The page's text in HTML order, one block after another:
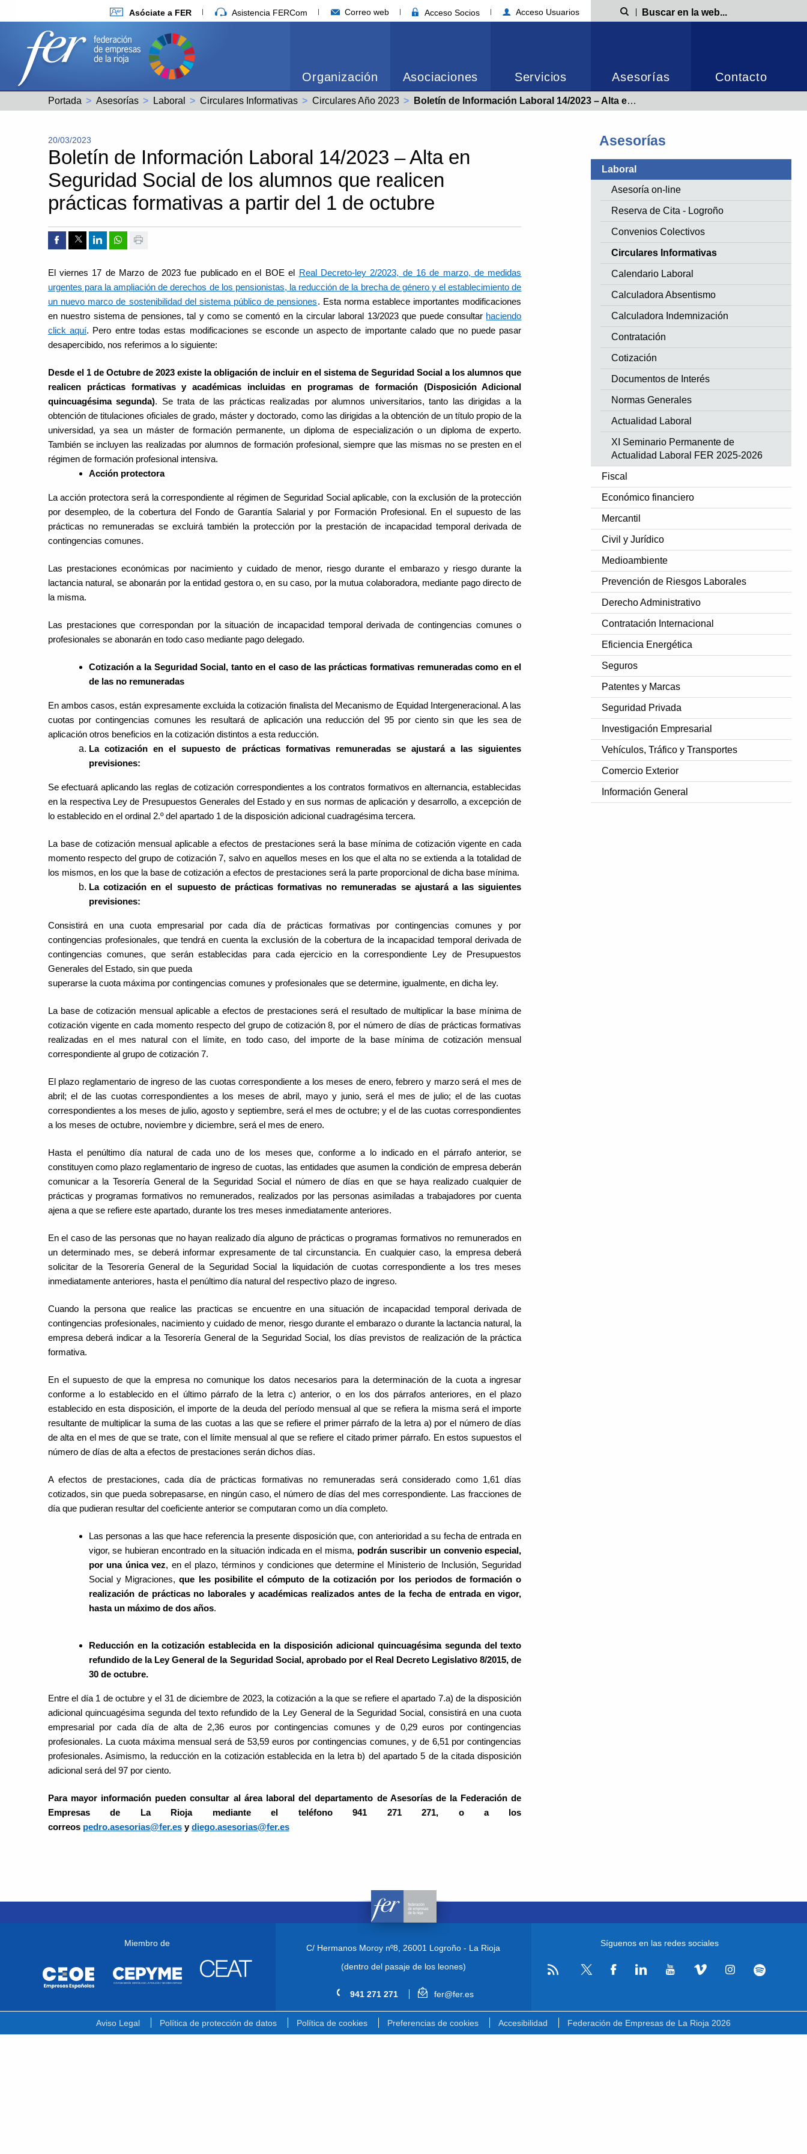
Asóciate a FER Asistencia FERCom Correo web Acceso Socios Acceso Usuarios Búsqueda
Organización Asociaciones Servicios Asesorías Contacto
Portada Asesorías Laboral Circulares Informativas Circulares Año 2023 Actual:
Boletín de Información Laboral 14/2023 – Alta en Seguridad Social de los alumnos que realicen prácticas formativas a partir del 1 de octubre
Asesorías
Laboral
Asesoría on-line
Reserva de Cita - Logroño
Convenios Colectivos
Circulares Informativas
Calendario Laboral
Calculadora Absentismo
Calculadora Indemnización
Contratación
Cotización
Documentos de Interés
Normas Generales
Actualidad Laboral
XI Seminario Permanente de
Actualidad Laboral FER 2025-2026
Fiscal
Económico financiero
Mercantil
Civil y Jurídico
Medioambiente
Prevención de Riesgos Laborales
Derecho Administrativo
Contratación Internacional
Eficiencia Energética
Seguros
Patentes y Marcas
Seguridad Privada
Investigación Empresarial
Vehículos, Tráfico y Transportes
Comercio Exterior
Información General
20/03/2023
Boletín de Información Laboral 14/2023 – Alta en
Seguridad Social de los alumnos que realicen
prácticas formativas a partir del 1 de octubre
Compartir por Facebook
Compartir por Twitter
Compartir por Linkedin
Compartir por whatsapp
El viernes 17 de Marzo de 2023 fue publicado en el BOE el
Real Decreto-ley 2/2023, de 16 de marzo, de medidas
urgentes para la ampliación de derechos de los pensionistas, la reducción de la brecha de género y el establecimiento de
un nuevo marco de sostenibilidad del sistema público de pensiones. Esta norma establece importantes modificaciones
en nuestro sistema de pensiones, tal y como se comentó en la circular laboral 13/2023 que puede consultar haciendo
click aquí. Pero entre todas estas modificaciones se esconde un aspecto de importante calado que no puede pasar
desapercibido, nos referimos a lo siguiente:
Desde el 1 de Octubre de 2023 existe la obligación de incluir en el sistema de Seguridad Social a los alumnos que
realicen prácticas formativas y académicas incluidas en programas de formación (Disposición Adicional
quincuagésima segunda). Se trata de las prácticas realizadas por alumnos universitarios, tanto las dirigidas a la
obtención de titulaciones oficiales de grado, máster y doctorado, como las dirigidas a la obtención de un título propio de la
universidad, ya sea un máster de formación permanente, un diploma de especialización o un diploma de experto.
También se incluyen las realizadas por alumnos de formación profesional, siempre que las mismas no se presten en el
régimen de formación profesional intensiva.
Acción protectora
La acción protectora será la correspondiente al régimen de Seguridad Social aplicable, con la exclusión de la protección
por desempleo, de la cobertura del Fondo de Garantía Salarial y por Formación Profesional. En el supuesto de las
prácticas no remuneradas se excluirá también la protección por la prestación de incapacidad temporal derivada de
contingencias comunes.
Las prestaciones económicas por nacimiento y cuidado de menor, riesgo durante el embarazo y riesgo durante la
lactancia natural, se abonarán por la entidad gestora o, en su caso, por la mutua colaboradora, mediante pago directo de
la misma.
Las prestaciones que correspondan por la situación de incapacidad temporal derivada de contingencias comunes o
profesionales se abonarán en todo caso mediante pago delegado.
Cotización a la Seguridad Social, tanto en el caso de las prácticas formativas remuneradas como en el
de las no remuneradas
En ambos casos, están expresamente excluida la cotización finalista del Mecanismo de Equidad Intergeneracional. A las
cuotas por contingencias comunes les resultará de aplicación una reducción del 95 por ciento sin que les sea de
aplicación otros beneficios en la cotización distintos a esta reducción.
La cotización en el supuesto de prácticas formativas remuneradas se ajustará a las siguientes
previsiones:
Se efectuará aplicando las reglas de cotización correspondientes a los contratos formativos en alternancia, establecidas
en la respectiva Ley de Presupuestos Generales del Estado y en sus normas de aplicación y desarrollo, a excepción de
lo establecido en el ordinal 2.º del apartado 1 de la disposición adicional cuadragésima tercera.
La base de cotización mensual aplicable a efectos de prestaciones será la base mínima de cotización vigente en cada
momento respecto del grupo de cotización 7, salvo en aquellos meses en los que el alta no se extienda a la totalidad de
los mismos, en los que la base de cotización a efectos de prestaciones será la parte proporcional de dicha base mínima.
La cotización en el supuesto de prácticas formativas no remuneradas se ajustará a las siguientes
previsiones:
Consistirá en una cuota empresarial por cada día de prácticas formativas por contingencias comunes y por
contingencias profesionales, que tendrá en cuenta la exclusión de la cobertura de la incapacidad temporal derivada de
contingencias comunes, que serán establecidas para cada ejercicio en la correspondiente Ley de Presupuestos
Generales del Estado, sin que pueda
superarse la cuota máxima por contingencias comunes y profesionales que se determine, igualmente, en dicha ley.
La base de cotización mensual aplicable a efectos de prestaciones será el resultado de multiplicar la base mínima de
cotización vigente en cada momento respecto del grupo de cotización 8, por el número de días de prácticas formativas
realizadas en el mes natural con el límite, en todo caso, del importe de la base mínima de cotización mensual
correspondiente al grupo de cotización 7.
El plazo reglamentario de ingreso de las cuotas correspondiente a los meses de enero, febrero y marzo será el mes de
abril; el de las cuotas correspondientes a los meses de abril, mayo y junio, será el mes de julio; el de las cuotas
correspondientes a los meses de julio, agosto y septiembre, será el mes de octubre; y el de las cuotas correspondientes
a los meses de octubre, noviembre y diciembre, será el mes de enero.
Hasta el penúltimo día natural de cada uno de los meses que, conforme a lo indicado en el párrafo anterior, se
constituyen como plazo reglamentario de ingreso de cuotas, las entidades que asumen la condición de empresa deberán
comunicar a la Tesorería General de la Seguridad Social el número de días en que se haya realizado cualquier de
prácticas y programas formativos no remunerados, realizados por las personas asimiladas a trabajadores por cuenta
ajena a que se refiere este apartado, durante los tres meses inmediatamente anteriores.
En el caso de las personas que no hayan realizado día alguno de prácticas o programas formativos no remunerados en
un determinado mes, se deberá informar expresamente de tal circunstancia. En cualquier caso, la empresa deberá
solicitar de la Tesorería General de la Seguridad Social la liquidación de cuotas correspondiente a los tres meses
inmediatamente anteriores, hasta el penúltimo día natural del respectivo plazo de ingreso.
Cuando la persona que realice las practicas se encuentre en una situación de incapacidad temporal derivada de
contingencias profesionales, nacimiento y cuidado de menor, riesgo durante el embarazo o durante la lactancia natural, la
empresa deberá indicar a la Tesorería General de la Seguridad Social, los días previstos de realización de la práctica
formativa.
En el supuesto de que la empresa no comunique los datos necesarios para la determinación de la cuota a ingresar
conforme a lo establecido en el último párrafo de la letra c) anterior, o en los dos párrafos anteriores, en el plazo
establecido en esta disposición, el importe de la deuda del período mensual al que se refiera la misma será el importe
resultante de multiplicar la suma de las cuotas a las que se refiere el primer párrafo de la letra a) por el número de días
de alta en el mes de que se trate, con el límite mensual al que se refiere el citado primer párrafo. En estos supuestos el
número de días de alta a efectos de prestaciones serán dichos días.
A efectos de prestaciones, cada día de prácticas formativas no remuneradas será considerado como 1,61 días
cotizados, sin que pueda sobrepasarse, en ningún caso, el número de días del mes correspondiente. Las fracciones de
día que pudieran resultar del coeficiente anterior se computaran como un día completo.
Las personas a las que hace referencia la presente disposición que, con anterioridad a su fecha de entrada en
vigor, se hubieran encontrado en la situación indicada en el misma, podrán suscribir un convenio especial,
por una única vez, en el plazo, términos y condiciones que determine el Ministerio de Inclusión, Seguridad
Social y Migraciones,que les posibilite el cómputo de la cotización por los periodos de formación o
realización de prácticas no laborales y académicas realizados antes de la fecha de entrada en vigor,
hasta un máximo de dos años.
Reducción en la cotización establecida en la disposición adicional quincuagésima segunda del texto
refundido de la Ley General de la Seguridad Social, aprobado por el Real Decreto Legislativo 8/2015, de
30 de octubre.
Entre el día 1 de octubre y el 31 de diciembre de 2023, la cotización a la que se refiere el apartado 7.a) de la disposición
adicional quincuagésima segunda del texto refundido de la Ley General de la Seguridad Social, consistirá en una cuota
empresarial por cada día de alta de 2,36 euros por contingencias comunes y de 0,29 euros por contingencias
profesionales. La cuota máxima mensual será de 53,59 euros por contingencias comunes, y de 6,51 por contingencias
profesionales. Asimismo, la reducción en la cotización establecida en la letra b) del apartado 5 de la citada disposición
adicional será del 97 por ciento.
Para mayor información pueden consultar al área laboral del departamento de Asesorías de la Federación de
Empresas de La Rioja mediante el teléfono 941 271 271, o a los
correos pedro.asesorias@fer.esydiego.asesorias@fer.es
Miembro de C/ Hermanos Moroy nº8, 26001 Logroño - La Rioja
(dentro del pasaje de los leones)
941 271 271 fer@fer.es
Síguenos en las redes sociales
Aviso Legal Política de protección de datos Política de cookies Preferencias de cookies Accesibilidad Federación de Empresas de La Rioja 2026